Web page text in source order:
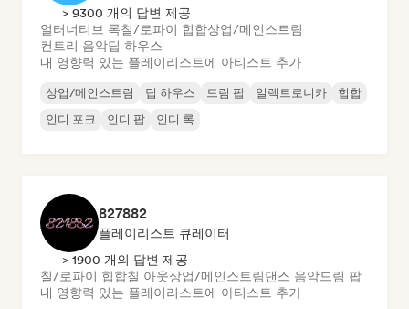
> 9300 개의 답변 제공
얼터너티브 록칠/로파이 힙합상업/메인스트림
컨트리 음악딥 하우스
내 영향력 있는 플레이리스트에 아티스트 추가
상업/메인스트림 딥 하우스 드림 팝 일렉트로니카
힙합
인디 포크
인디 팝 인디 록
827882
플레이리스트 큐레이터
> 1900 개의 답변 제공
칠/로파이 힙합칠 아웃상업/메인스트림댄스 음악드림 팝
내 영향력 있는 플레이리스트에 아티스트 추가